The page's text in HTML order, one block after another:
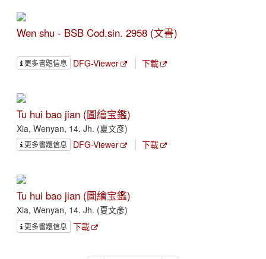
Wen shu - BSB Cod.sin. 2958 (文書)
更多書題信息 DFG-Viewer 下載
Tu hui bao jian (圖繪宝鑑)
Xia, Wenyan, 14. Jh. (夏文彥)
更多書題信息 DFG-Viewer 下載
Tu hui bao jian (圖繪宝鑑)
Xia, Wenyan, 14. Jh. (夏文彥)
更多書題信息 下載